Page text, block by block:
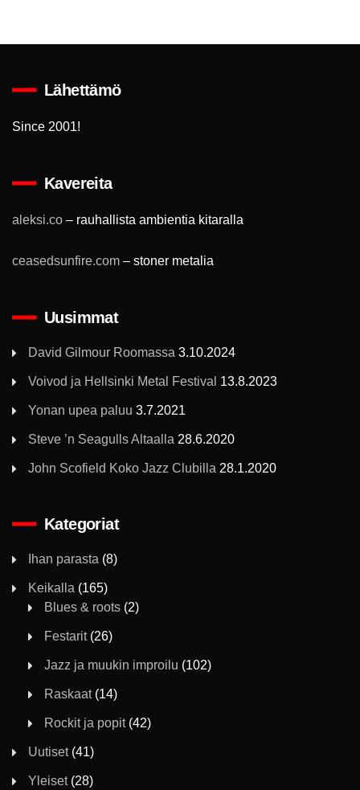
Lähettämö
Since 2001!
Kavereita
aleksi.co – rauhallista ambientia kitaralla
ceasedsunfire.com – stoner metalia
Uusimmat
David Gilmour Roomassa 3.10.2024
Voivod ja Hellsinki Metal Festival 13.8.2023
Yonan upea paluu 3.7.2021
Steve ’n Seagulls Altaalla 28.6.2020
John Scofield Koko Jazz Clubilla 28.1.2020
Kategoriat
Ihan parasta (8)
Keikalla (165)
Blues & roots (2)
Festarit(26)
Jazz ja muukin improilu (102)
Raskaat(14)
Rockit ja popit(42)
Uutiset(41)
Yleiset(28)